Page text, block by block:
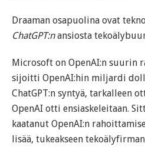
Draaman osapuolina ovat
ChatGPT:nansiosta
Microsoft on OpenAI:n suurin
sijoitti OpenAI:hin miljardi
ChatGPT:n syntyä, tarkalleen
OpenAI otti ensiaskeleitaan.
kaatanut OpenAI:n
lisää, tukeakseen